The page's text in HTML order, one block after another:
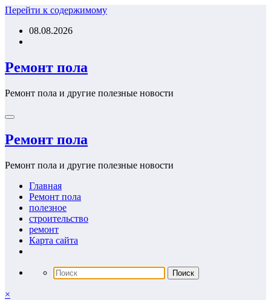
Перейти к содержимому
08.08.2026
Ремонт пола
Ремонт пола и другие полезные новости
Ремонт пола
Ремонт пола и другие полезные новости
Главная
Ремонт пола
полезное
строительство
ремонт
Карта сайта
×